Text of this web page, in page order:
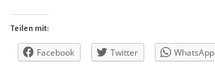
Teilen mit:
Facebook Twitter WhatsApp